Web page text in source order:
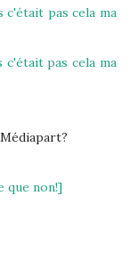
c'était pas cela ma
c'était pas cela ma
que non!]